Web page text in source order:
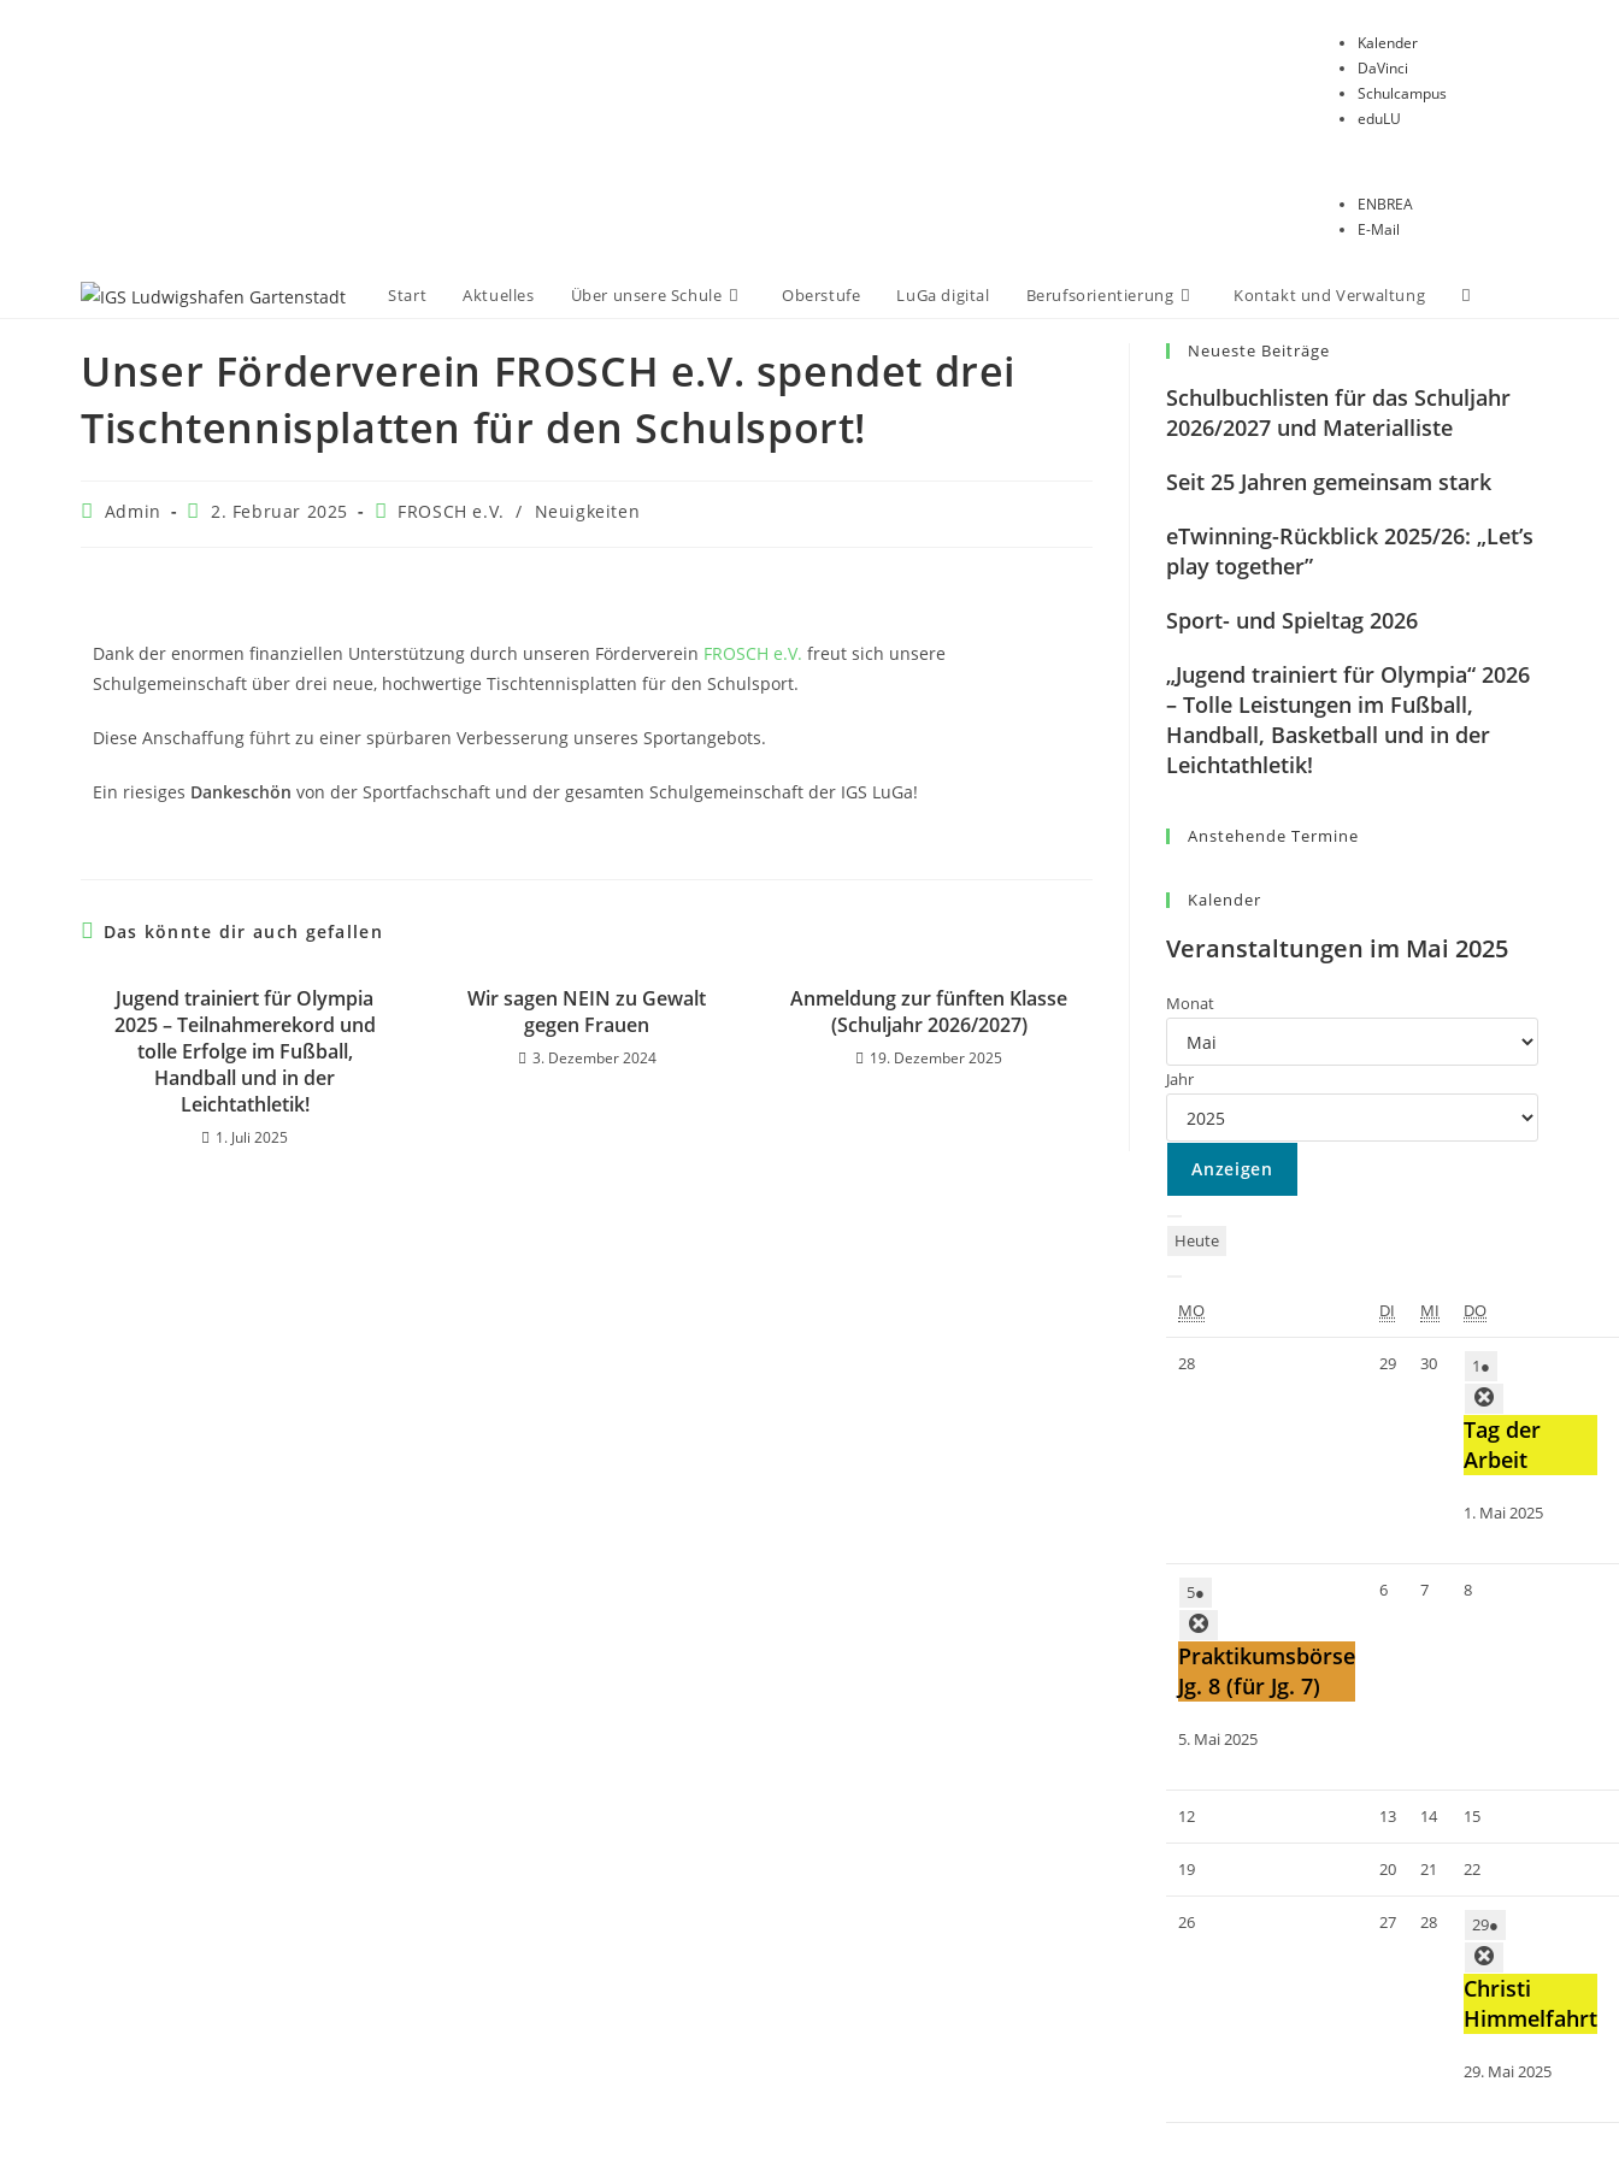
Kalender
DaVinci
Schulcampus
eduLU
ENBREA
E-Mail
Start Aktuelles Über unsere Schule Oberstufe LuGa digital Berufsorientierung Kontakt und Verwaltung
Unser Förderverein FROSCH e.V. spendet drei
Tischtennisplatten für den Schulsport!
Admin 2. Februar 2025 FROSCH e.V. / Neuigkeiten
Dank der enormen finanziellen Unterstützung durch unseren Förderverein FROSCH e.V. freut sich unsere
Schulgemeinschaft über drei neue, hochwertige Tischtennisplatten für den Schulsport.
Diese Anschaffung führt zu einer spürbaren Verbesserung unseres Sportangebots.
Ein riesiges Dankeschön von der Sportfachschaft und der gesamten Schulgemeinschaft der IGS LuGa!
Das könnte dir auch gefallen
Jugend trainiert für Olympia
2025 – Teilnahmerekord und
tolle Erfolge im Fußball,
Handball und in der
Leichtathletik!
1. Juli 2025
Wir sagen NEIN zu Gewalt
gegen Frauen
3. Dezember 2024
Anmeldung zur fünften Klasse
(Schuljahr 2026/2027)
19. Dezember 2025
Neueste Beiträge
Schulbuchlisten für das Schuljahr
2026/2027 und Materialliste
Seit 25 Jahren gemeinsam stark
eTwinning-Rückblick 2025/26: „Let’s
play together”
Sport- und Spieltag 2026
„Jugend trainiert für Olympia“ 2026
– Tolle Leistungen im Fußball,
Handball, Basketball und in der
Leichtathletik!
Anstehende Termine
Kalender
Veranstaltungen im Mai 2025
Monat
Jahr
Heute
MO DI MI DO
28 29 30 1●
Tag der
Arbeit
1. Mai 2025
5●
Praktikumsbörse
Jg. 8 (für Jg. 7)
5. Mai 2025
6 7 8
12 13 14 15
19 20 21 22
26 27 28 29●
Christi
Himmelfahrt
29. Mai 2025